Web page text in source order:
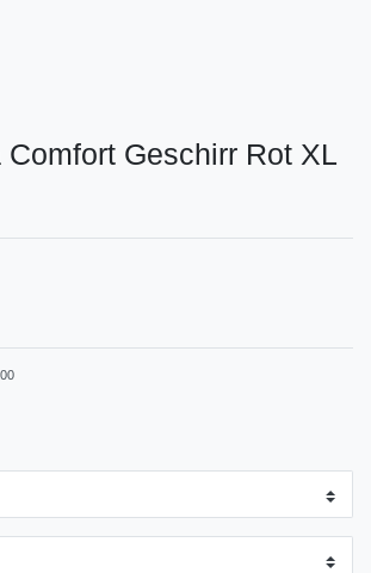
Geschirr Rot XL